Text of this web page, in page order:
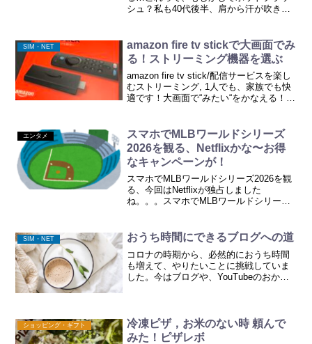
シュ？私も40代後半、肩から汗が吹き出
がらやり過ごしていたのですが、気づけ
ばそれがホットフラッシュ...
SIM・NET
amazon fire tv stickで大画面でみ
る！ストリーミング機器を選ぶ
amazon fire tv stick/配信サービスを楽し
むストリーミング, 1人でも、家族でも快
適です！大画面で“みたい“をかなえる！単
もちろん、パソコンが苦手な...
エンタメ
スマホでMLBワールドシリーズ
2026を観る、Netflixかな〜お得
なキャンペーンが！
スマホでMLBワールドシリーズ2026を観
る、今回はNetflixが独占しました
ね。。。スマホでMLBワールドシリーズ
り、みたかった映画や、オリジナル映
画？を...
SIM・NET おうち時間にできるブログへの道
コロナの時期から、必然的におうち時間
も増えて、やりたいことに挑戦していま
した。今はブログや、YouTubeのおかげ
便利になりました。...
ショッピング・ギフト
冷凍ピザ，お米のない時 頼んで
みた！ピザレボ